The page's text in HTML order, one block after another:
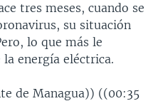
tres meses, cuando se
su situación
lo que más le
energía eléctrica.
de Managua)) ((00:35